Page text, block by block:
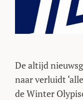
De altijd
naar verluidt
de Winter